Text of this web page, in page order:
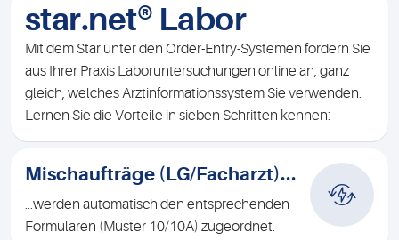
star.net® Labor
Mit dem Star unter den Order-Entry-Systemen fordern Sie
aus Ihrer Praxis Laboruntersuchungen online an, ganz
gleich, welches Arztinformationssystem Sie verwenden.
Lernen Sie die Vorteile in sieben Schritten kennen:
Mischaufträge (LG/Facharzt)...
...werden automatisch den entsprechenden
Formularen (Muster 10/10A) zugeordnet.